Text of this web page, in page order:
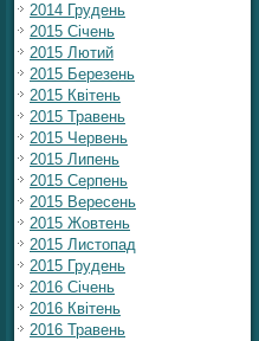
2014 Грудень
2015 Січень
2015 Лютий
2015 Березень
2015 Квітень
2015 Травень
2015 Червень
2015 Липень
2015 Серпень
2015 Вересень
2015 Жовтень
2015 Листопад
2015 Грудень
2016 Січень
2016 Квітень
2016 Травень